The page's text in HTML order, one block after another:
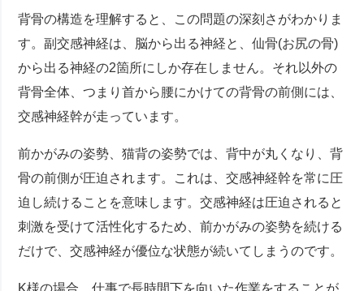
背骨の構造を理解すると、この問題の深刻さがわかりま
す。副交感神経は、脳から出る神経と、仙骨(お尻の骨)
から出る神経の2箇所にしか存在しません。それ以外の
背骨全体、つまり首から腰にかけての背骨の前側には、
交感神経幹が走っています。
前かがみの姿勢、猫背の姿勢では、背中が丸くなり、背
骨の前側が圧迫されます。これは、交感神経幹を常に圧
迫し続けることを意味します。交感神経は圧迫されると
刺激を受けて活性化するため、前かがみの姿勢を続ける
だけで、交感神経が優位な状態が続いてしまうのです。
K様の場合、仕事で長時間下を向いた作業をすることが